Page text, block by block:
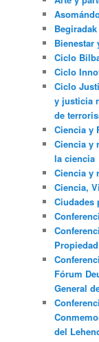
Begiradak
Bienestar
Ciclo
Ciclo
Ciclo
y justicia
de
Ciencia y
Ciencia y
la ciencia
Ciencia y
Ciencia,
Ciudades
Fórum
General
del